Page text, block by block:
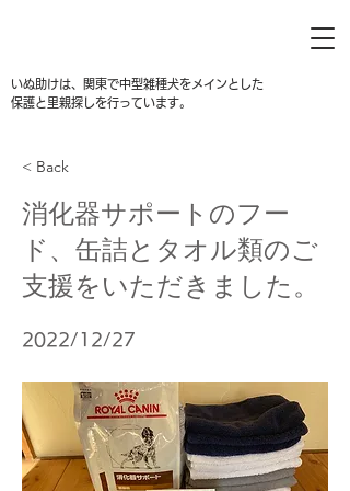
いぬ助けは、関東で中型雑種犬をメインとした
保護と里親探しを行っています。
< Back
消化器サポートのフー
ド、缶詰とタオル類のご
支援をいただきました。
2022/12/27